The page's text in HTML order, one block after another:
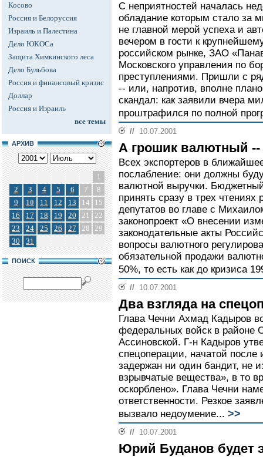
Косово
Россия и Белоруссия
Израиль и Палестина
Дело ЮКОСа
Защита Химкинского леса
Дело Бульбова
Россия и финансовый кризис
Доллар
Россия и Израиль
все темы
АРХИВ
1
2
3 4 5 6 7
8
9
10 11 12 13 14
15
16
17 18 19 20 21
22
23
24 25 26 27 28 29
30
31
ПОИСК
С неприятностей началась
обладание которым стало за
не главной мерой успеха и
вечером в гости к
российском рынке, ЗАО
Московского управления по
преступлениями. Пришли с
-- или, напротив, вполне
скандал: как заявили вчера
проштрафился по полной
// 10.07.2001
А грошик валютный --
Всех экспортеров в
послабление: они должны
валютной выручки.
принять сразу в трех чтениях
депутатов во главе с
законопроект «О внесении
законодательные акты
вопросы валютного
обязательной продажи
50%, то есть как до кризиса
// 10.07.2001
Два взгляда на
Глава Чечни Ахмад Кадыров
федеральных войск в районе
Ассиновской. Г-н Кадыров
спецоперации, начатой после
задержан ни один бандит, не
взрывчатые вещества», в то
оскорблено». Глава Чечни
ответственности. Резкое
вызвало недоумение... >>
// 10.07.2001
Юрий Буданов будет